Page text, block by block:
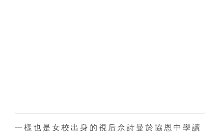
一樣也是女校出身的視后佘詩曼於協恩中學讀